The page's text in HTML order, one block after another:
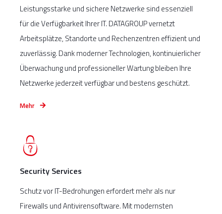
Leistungsstarke und sichere Netzwerke sind essenziell
für die Verfügbarkeit Ihrer IT. DATAGROUP vernetzt
Arbeitsplätze, Standorte und Rechenzentren effizient und
zuverlässig. Dank moderner Technologien, kontinuierlicher
Überwachung und professioneller Wartung bleiben Ihre
Netzwerke jederzeit verfügbar und bestens geschützt.
Mehr
Security Services
Schutz vor IT-Bedrohungen erfordert mehr als nur
Firewalls und Antivirensoftware. Mit modernsten